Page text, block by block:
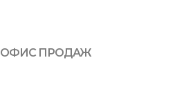
ОФИС ПРОДАЖ